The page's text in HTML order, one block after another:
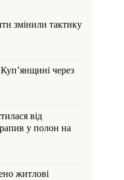
змінили тактику
через
від
у полон на
житлові